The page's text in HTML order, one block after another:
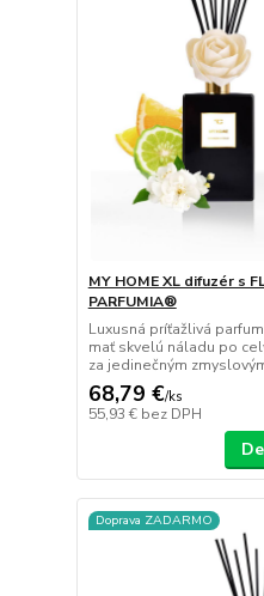
MY HOME XL difuzér s
PARFUMIA®
Luxusná príťažlivá
mať skvelú náladu po
za jedinečným
68,79 €/ks
55,93 € bez DPH
Doprava ZADARMO